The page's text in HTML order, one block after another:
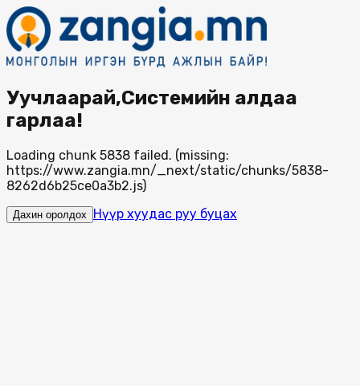
Уучлаарай,Системийн алдаа
гарлаа!
Loading chunk 5838 failed. (missing:
https://www.zangia.mn/_next/static/chunks/5838-
8262d6b25ce0a3b2.js)
Дахин оролдох Нүүр хуудас руу буцах